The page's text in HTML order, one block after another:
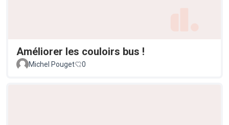
Améliorer les couloirs bus !
Michel Pouget 0